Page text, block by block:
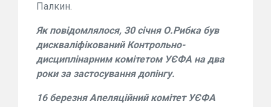
Палкин.
Як повідомлялося, 30 січня О.Рибка був
дискваліфікований Контрольно-
дисциплінарним комітетом УЄФА на два
роки за застосування допінгу.
16 березня Апеляційний комітет УЄФА